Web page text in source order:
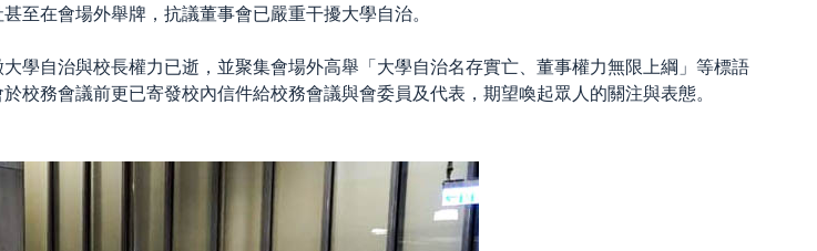
至在會場外舉牌，抗議董事會已嚴重干擾大學自治。
學自治與校長權力已逝，並聚集會場外高舉「大學自治名存實亡、董事權力無限上綱」等標語
務會議前更已寄發校內信件給校務會議與會委員及代表，期望喚起眾人的關注與表態。